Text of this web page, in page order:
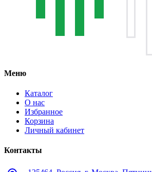
Меню
Каталог
О нас
Избранное
Корзина
Личный кабинет
Контакты